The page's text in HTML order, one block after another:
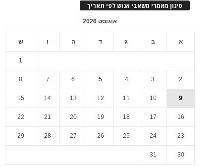
סינון מאמרי משאבי אנוש לפי תאריך
אוגוסט 2026
א ב ג ד ה ו ש
1
2
3
4
5
6
7
8
9
10
11
12
13
14
15
16
17
18
19
20
21
22
23
24
25
26
27
28
29
30
31